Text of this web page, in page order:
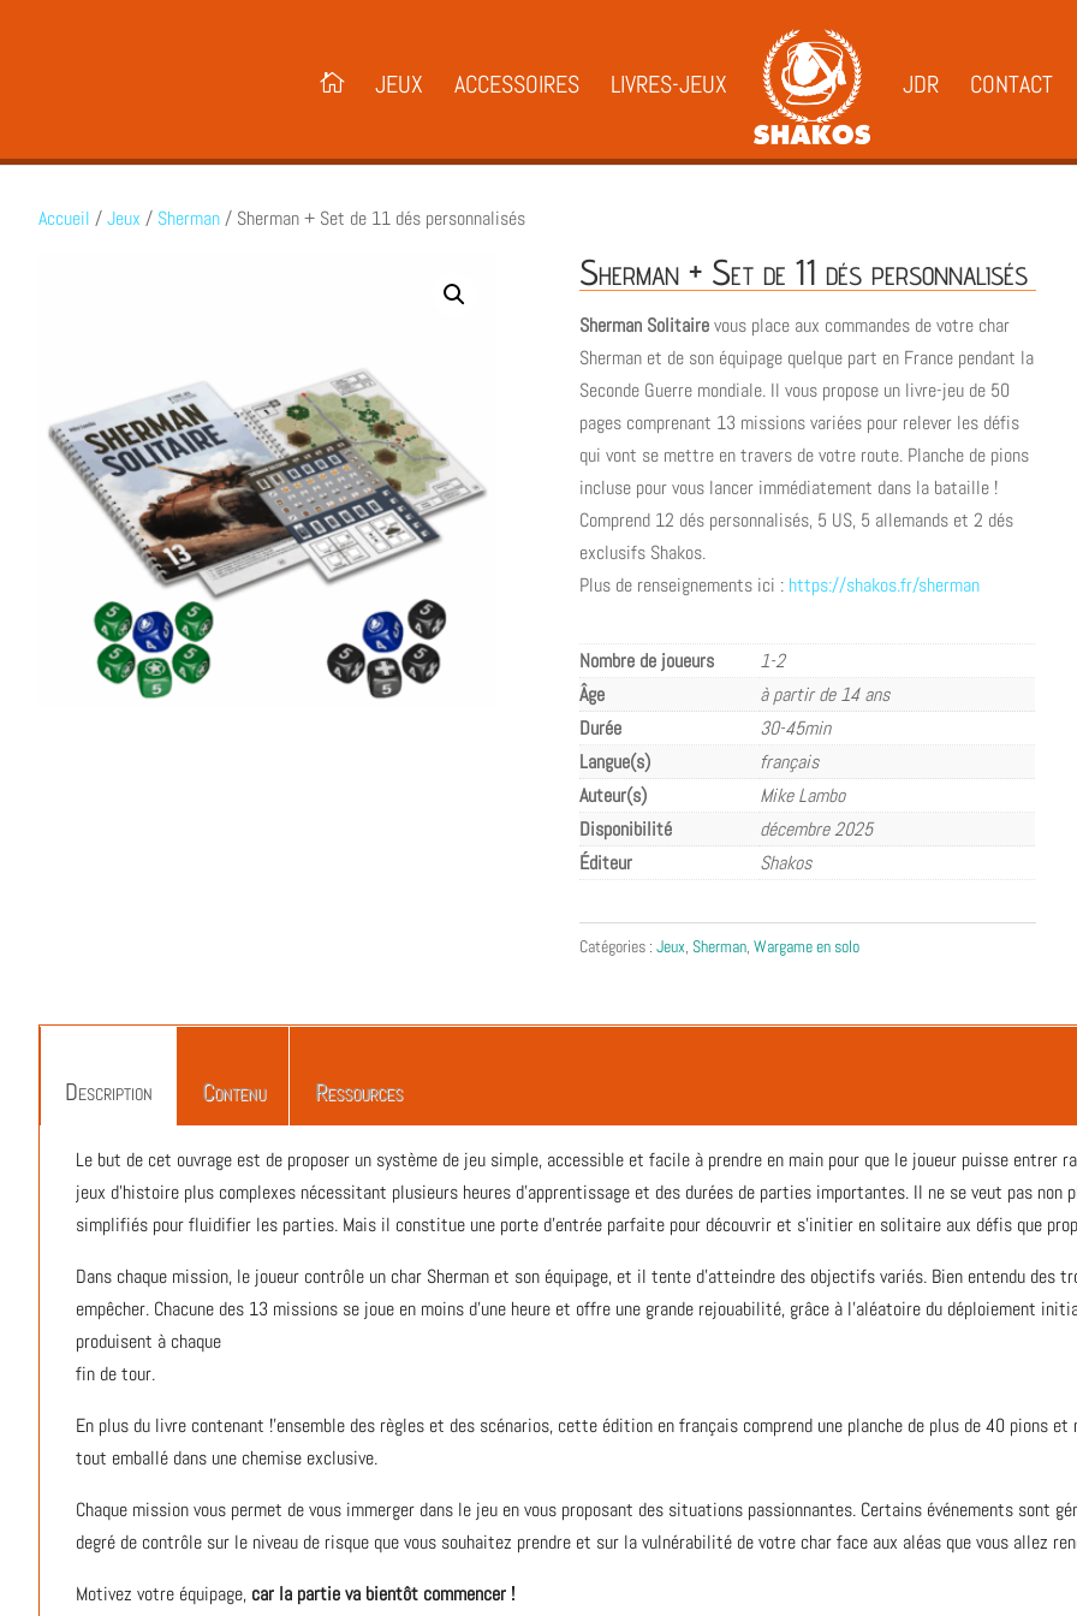
JEUX ACCESSOIRES LIVRES-JEUX JDR CONTACT
Accueil /Jeux / Sherman/ Sherman + Set de 11 dés personnalisés
Sherman + Set de 11 dés personnalisés
Sherman Solitairevous place aux commandes de votre char
Sherman et de son équipage quelque part en France pendant la
Seconde Guerre mondiale. Il vous propose un livre-jeu de 50
pages comprenant 13 missions variées pour relever les défis
qui vont se mettre en travers de votre route. Planche de pions
incluse pour vous lancer immédiatement dans la bataille !
Comprend 12 dés personnalisés, 5 US, 5 allemands et 2 dés
exclusifs Shakos.
Plus de renseignements ici : https://shakos.fr/sherman
Nombre de joueurs
1-2
Âge
à partir de 14 ans
Durée
30-45min
Langue(s)
français
Auteur(s)
Mike Lambo
Disponibilité
décembre 2025
Éditeur
Shakos
Catégories :Jeux,Sherman,Wargame en solo
Description Contenu Ressources
Le but de cet ouvrage est de proposer un système de jeu simple, accessible et facile à prendre en main pour que le joueur puisse
jeux d'histoire plus complexes nécessitant plusieurs heures d'apprentissage et des durées de parties importantes. Il ne se veut pas
simplifiés pour fluidifier les parties. Mais il constitue une porte d’entrée parfaite pour découvrir et s’initier en solitaire aux défis que
Dans chaque mission, le joueur contrôle un char Sherman et son équipage, et il tente d’atteindre des objectifs variés. Bien entendu des
empêcher. Chacune des 13 missions se joue en moins d’une heure et offre une grande rejouabilité, grâce à l'aléatoire du déploiement
produisent à chaque
fin de tour.
En plus du livre contenant !'ensemble des règles et des scénarios, cette édition en français comprend une planche de plus de 40 pions
tout emballé dans une chemise exclusive.
Chaque mission vous permet de vous immerger dans le jeu en vous proposant des situations passionnantes. Certains événements sont
degré de contrôle sur le niveau de risque que vous souhaitez prendre et sur la vulnérabilité de votre char face aux aléas que vous allez
Motivez votre équipage, car la partie va bientôt commencer !